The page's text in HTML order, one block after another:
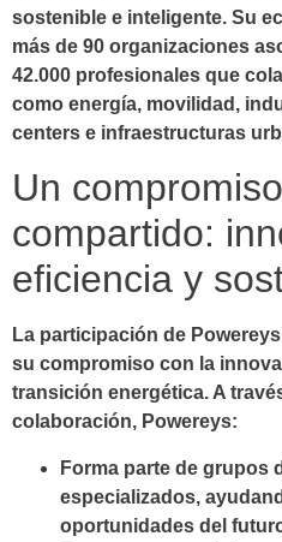
sostenible e inteligente. Su
más de 90 organizaciones
42.000 profesionales que
como energía, movilidad,
centers e infraestructuras
Un compromiso
compartido:
eficiencia y
La participación de
su compromiso con la
transición energética. A
colaboración, Powereys:
Forma parte de grupos
especializados,
oportunidades del